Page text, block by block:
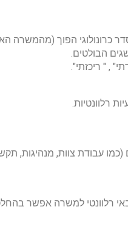
כרונולוגי הפוך
הבולטים.
, " ריכזתי".
רלוונטיות.
(כמו עבודת צוות, מנהיגות,
רלוונטי למשרה אפשר בהחלט